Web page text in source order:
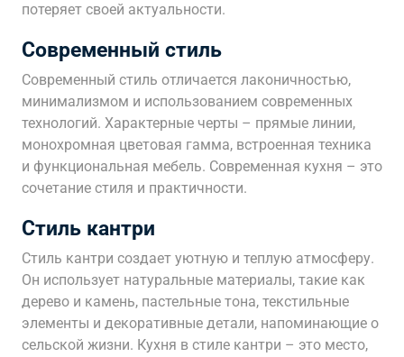
потеряет своей актуальности.
Современный стиль
Современный стиль отличается лаконичностью,
минимализмом и использованием современных
технологий. Характерные черты – прямые линии,
монохромная цветовая гамма, встроенная техника
и функциональная мебель. Современная кухня – это
сочетание стиля и практичности.
Стиль кантри
Стиль кантри создает уютную и теплую атмосферу.
Он использует натуральные материалы, такие как
дерево и камень, пастельные тона, текстильные
элементы и декоративные детали, напоминающие о
сельской жизни. Кухня в стиле кантри – это место,